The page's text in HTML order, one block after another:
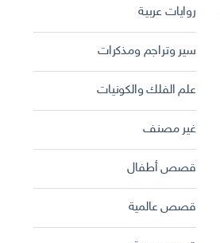
روايات عربية
سير وتراجم ومذكرات
علم الفلك والكونيات
غير مصنف
قصص أطفال
قصص عالمية